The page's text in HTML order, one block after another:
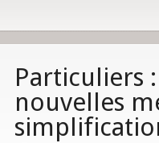
Particuliers
nouvelles